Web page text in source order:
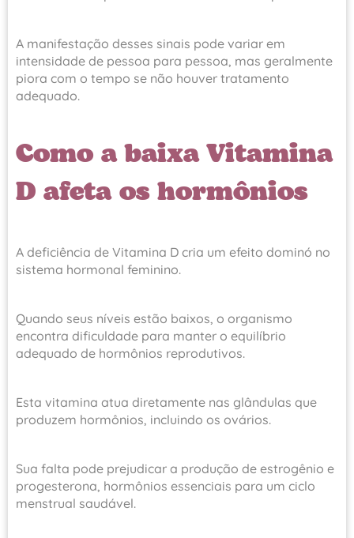
A manifestação desses sinais pode variar em
intensidade de pessoa para pessoa, mas geralmente
piora com o tempo se não houver tratamento
adequado.
Como a baixa Vitamina
D afeta os hormônios
A deficiência de Vitamina D cria um efeito dominó no
sistema hormonal feminino.
Quando seus níveis estão baixos, o organismo
encontra dificuldade para manter o equilíbrio
adequado de hormônios reprodutivos.
Esta vitamina atua diretamente nas glândulas que
produzem hormônios, incluindo os ovários.
Sua falta pode prejudicar a produção de estrogênio e
progesterona, hormônios essenciais para um ciclo
menstrual saudável.